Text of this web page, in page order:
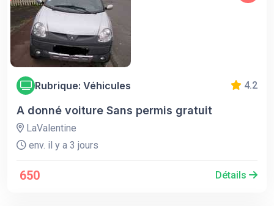
Rubrique: Véhicules 4.2
A donné voiture Sans permis gratuit
LaValentine
env. il y a 3 jours
650 Détails